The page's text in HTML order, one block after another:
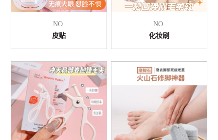
NO.
皮贴
NO.
化妆刷